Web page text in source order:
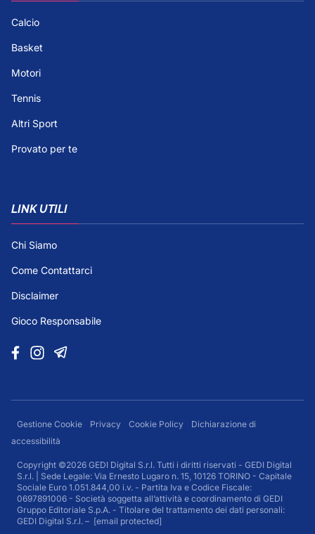
Calcio
Basket
Motori
Tennis
Altri Sport
Provato per te
LINK UTILI
Chi Siamo
Come Contattarci
Disclaimer
Gioco Responsabile
Gestione Cookie Privacy Cookie Policy
Dichiarazione di
accessibilità
Copyright ©2026 GEDI Digital S.r.l. Tutti i diritti riservati - GEDI Digital
S.r.l. | Sede Legale: Via Ernesto Lugaro n. 15, 10126 TORINO - Capitale
Sociale Euro 1.051.844,00 i.v. - Partita Iva e Codice Fiscale:
0697891006 - Società soggetta all’attività e coordinamento di GEDI
Gruppo Editoriale S.p.A. - Titolare del trattamento dei dati personali:
GEDI Digital S.r.l. – [email protected]